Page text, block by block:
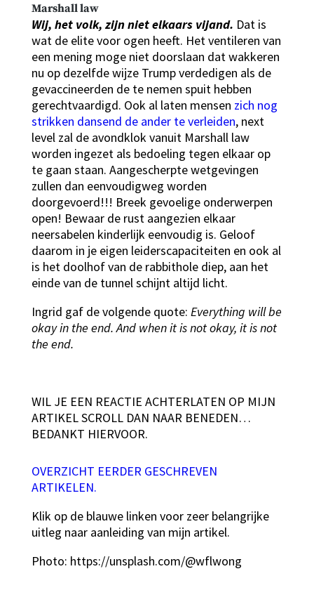
Marshall law
Wij, het volk, zijn niet elkaars vijand. Dat is
wat de elite voor ogen heeft. Het ventileren van
een mening moge niet doorslaan dat wakkeren
nu op dezelfde wijze Trump verdedigen als de
gevaccineerden de te nemen spuit hebben
gerechtvaardigd. Ook al laten mensen zich nog
strikken dansend de ander te verleiden, next
level zal de avondklok vanuit Marshall law
worden ingezet als bedoeling tegen elkaar op
te gaan staan. Aangescherpte wetgevingen
zullen dan eenvoudigweg worden
doorgevoerd!!! Breek gevoelige onderwerpen
open! Bewaar de rust aangezien elkaar
neersabelen kinderlijk eenvoudig is. Geloof
daarom in je eigen leiderscapaciteiten en ook al
is het doolhof van de rabbithole diep, aan het
einde van de tunnel schijnt altijd licht.
Ingrid gaf de volgende quote: Everything will be
okay in the end.And when it is not okay, it is not
the end.
WIL JE EEN REACTIE ACHTERLATEN OP MIJN
ARTIKEL SCROLL DAN NAAR BENEDEN…
BEDANKT HIERVOOR.
OVERZICHT EERDER GESCHREVEN
ARTIKELEN.
Klik op de blauwe linken voor zeer belangrijke
uitleg naar aanleiding van mijn artikel.
Photo: https://unsplash.com/@wflwong